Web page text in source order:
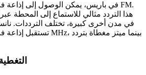
هذا التردد مثالي للاستماع إلى المحطة
في مدن أخرى كبيرة، تختلف الترددات.